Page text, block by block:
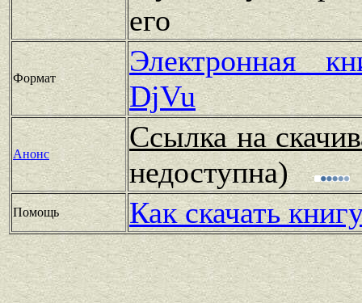
его
Формат
Электронная
DjVu
Анонс
Ссылка на
недоступна)
Помощь Как скачать